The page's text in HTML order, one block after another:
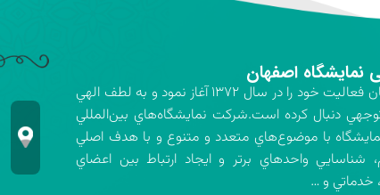
نمایشگاه اصفهان
شركت نمايشگاه‌هاي بين‌المللي استان اصفهان فعاليت خود را در سال ۱۳۷۲ آغاز نمود و به لطف الهي
دنبال كرده است.شركت نمايشگاه‌هاي بين‌المللي
با موضوع‌هاي متعدد و متنوع و با هدف اصلي
واحدهاي برتر و ايجاد ارتباط بين اعضاي
و …